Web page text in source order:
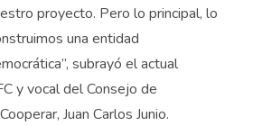
proyecto. Pero lo principal, lo
una entidad
subrayó el actual
y vocal del Consejo de
Juan Carlos Junio.